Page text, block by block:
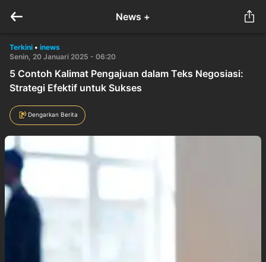
News +
Terkini • inews
Senin, 20 Januari 2025 - 06:20
5 Contoh Kalimat Pengajuan dalam Teks Negosiasi:
Strategi Efektif untuk Sukses
Dengarkan Berita